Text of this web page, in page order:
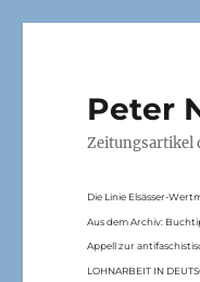
Peter
Zeitungsartikel
Die Linie Elsässer-
Aus dem Archiv:
Appell zur
LOHNARBEIT IN